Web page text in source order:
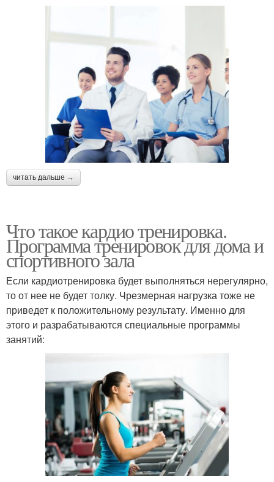
читать дальше →
Что такое кардио тренировка.
Программа тренировок для дома и
спортивного зала
Если кардиотренировка будет выполняться нерегулярно,
то от нее не будет толку. Чрезмерная нагрузка тоже не
приведет к положительному результату. Именно для
этого и разрабатываются специальные программы
занятий: